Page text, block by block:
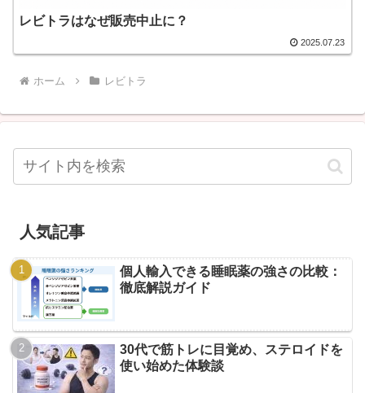
レビトラはなぜ販売中止に？
2025.07.23
ホーム レビトラ
人気記事
個人輸入できる睡眠薬の強さの比較：
徹底解説ガイド
30代で筋トレに目覚め、ステロイドを
使い始めた体験談